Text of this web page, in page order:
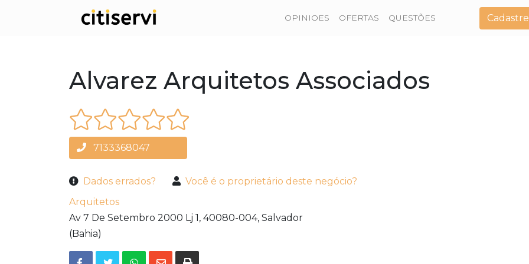
OPINIOES OFERTAS QUESTÕES
Alvarez Arquitetos Associados
7133368047
Dados errados?
Você é o proprietário deste negócio?
Arquitetos
Av 7 De Setembro 2000 Lj 1, 40080-004, Salvador
(Bahia)